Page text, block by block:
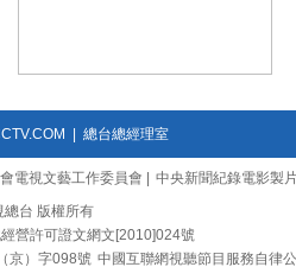
總台總經理室
電視文藝工作委員會
中央新聞紀錄電影製
總台 版權所有
營許可證文網文[2010]024號
京）字098號 中國互聯網視聽節目服務自律